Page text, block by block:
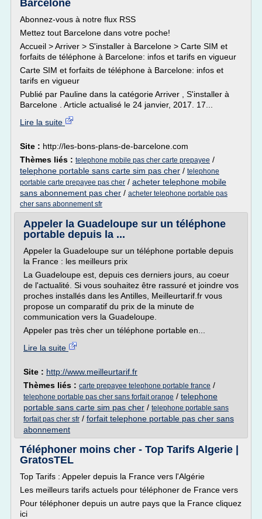
Barcelone
Abonnez-vous à notre flux RSS
Mettez tout Barcelone dans votre poche!
Accueil > Arriver > S'installer à Barcelone > Carte SIM et
forfaits de téléphone à Barcelone: infos et tarifs en vigueur
Carte SIM et forfaits de téléphone à Barcelone: infos et
tarifs en vigueur
Publié par Pauline dans la catégorie Arriver , S'installer à
Barcelone . Article actualisé le 24 janvier, 2017. 17...
Lire la suite
Site : http://les-bons-plans-de-barcelone.com
Thèmes liés : telephone mobile pas cher carte prepayee /
telephone portable sans carte sim pas cher / telephone
portable carte prepayee pas cher / acheter telephone mobile
sans abonnement pas cher / acheter telephone portable pas
cher sans abonnement sfr
Appeler la Guadeloupe sur un téléphone
portable depuis la ...
Appeler la Guadeloupe sur un téléphone portable depuis
la France : les meilleurs prix
La Guadeloupe est, depuis ces derniers jours, au coeur
de l'actualité. Si vous souhaitez être rassuré et joindre vos
proches installés dans les Antilles, Meilleurtarif.fr vous
propose un comparatif du prix de la minute de
communication vers la Guadeloupe.
Appeler pas très cher un téléphone portable en...
Lire la suite
Site : http://www.meilleurtarif.fr
Thèmes liés : carte prepayee telephone portable france /
telephone portable pas cher sans forfait orange / telephone
portable sans carte sim pas cher / telephone portable sans
forfait pas cher sfr / forfait telephone portable pas cher sans
abonnement
Téléphoner moins cher - Top Tarifs Algerie |
GratosTEL
Top Tarifs : Appeler depuis la France vers l'Algérie
Les meilleurs tarifs actuels pour téléphoner de France vers
Pour téléphoner depuis un autre pays que la France cliquez
ici